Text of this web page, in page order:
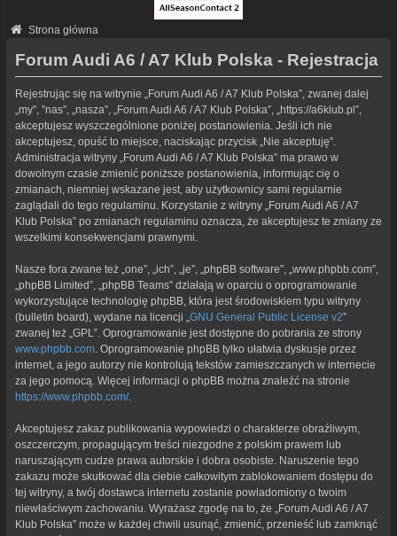
Strona główna
Forum Audi A6 / A7 Klub Polska - Rejestracja
Rejestrując się na witrynie „Forum Audi A6 / A7 Klub Polska”, zwanej dalej
„my”, ”nas”, „nasza”, „Forum Audi A6 / A7 Klub Polska”, „https://a6klub.pl”,
akceptujesz wyszczególnione poniżej postanowienia. Jeśli ich nie
akceptujesz, opuść to miejsce, naciskając przycisk „Nie akceptuję”.
Administracja witryny „Forum Audi A6 / A7 Klub Polska” ma prawo w
dowolnym czasie zmienić poniższe postanowienia, informując cię o
zmianach, niemniej wskazane jest, aby użytkownicy sami regularnie
zaglądali do tego regulaminu. Korzystanie z witryny „Forum Audi A6 / A7
Klub Polska” po zmianach regulaminu oznacza, że akceptujesz te zmiany ze
wszelkimi konsekwencjami prawnymi.
Nasze fora zwane też „one”, „ich”, „je”, „phpBB software”, „www.phpbb.com”,
„phpBB Limited”, „phpBB Teams” działają w oparciu o oprogramowanie
wykorzystujące technologię phpBB, która jest środowiskiem typu witryny
(bulletin board), wydane na licencji „ GNU General Public License v2”
zwanej też „GPL”. Oprogramowanie jest dostępne do pobrania ze strony
www.phpbb.com . Oprogramowanie phpBB tylko ułatwia dyskusje przez
internet, a jego autorzy nie kontrolują tekstów zamieszczanych w internecie
za jego pomocą. Więcej informacji o phpBB można znaleźć na stronie
https://www.phpbb.com/.
Akceptujesz zakaz publikowania wypowiedzi o charakterze obraźliwym,
oszczerczym, propagującym treści niezgodne z polskim prawem lub
naruszającym cudze prawa autorskie i dobra osobiste. Naruszenie tego
zakazu może skutkować dla ciebie całkowitym zablokowaniem dostępu do
tej witryny, a twój dostawca internetu zostanie powiadomiony o twoim
niewłaściwym zachowaniu. Wyrażasz zgodę na to, że „Forum Audi A6 / A7
Klub Polska” może w każdej chwili usunąć, zmienić, przenieść lub zamknąć